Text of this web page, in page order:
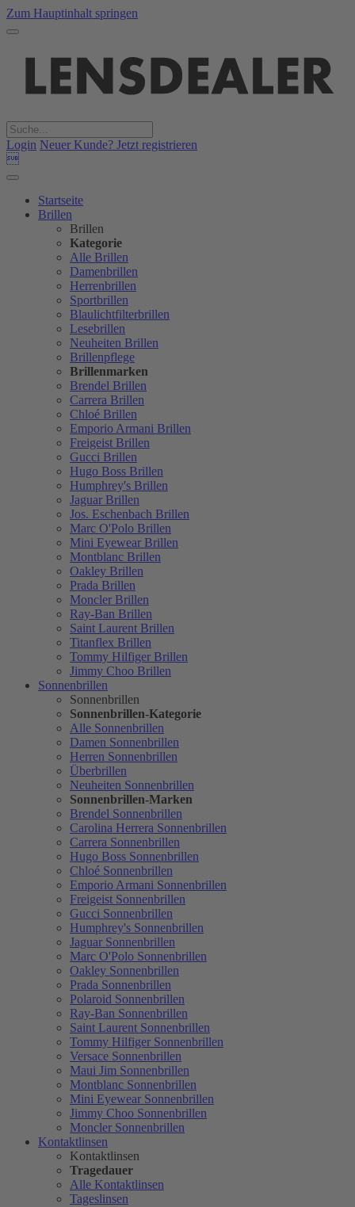
Zum Hauptinhalt springen
Login Neuer Kunde? Jetzt registrieren

Startseite
Brillen
Brillen
Kategorie
Alle Brillen
Damenbrillen
Herrenbrillen
Sportbrillen
Blaulichtfilterbrillen
Lesebrillen
Neuheiten Brillen
Brillenpflege
Brillenmarken
Brendel Brillen
Carrera Brillen
Chloé Brillen
Emporio Armani Brillen
Freigeist Brillen
Gucci Brillen
Hugo Boss Brillen
Humphrey's Brillen
Jaguar Brillen
Jos. Eschenbach Brillen
Marc O'Polo Brillen
Mini Eyewear Brillen
Montblanc Brillen
Oakley Brillen
Prada Brillen
Moncler Brillen
Ray-Ban Brillen
Saint Laurent Brillen
Titanflex Brillen
Tommy Hilfiger Brillen
Jimmy Choo Brillen
Sonnenbrillen
Sonnenbrillen
Sonnenbrillen-Kategorie
Alle Sonnenbrillen
Damen Sonnenbrillen
Herren Sonnenbrillen
Überbrillen
Neuheiten Sonnenbrillen
Sonnenbrillen-Marken
Brendel Sonnenbrillen
Carolina Herrera Sonnenbrillen
Carrera Sonnenbrillen
Hugo Boss Sonnenbrillen
Chloé Sonnenbrillen
Emporio Armani Sonnenbrillen
Freigeist Sonnenbrillen
Gucci Sonnenbrillen
Humphrey's Sonnenbrillen
Jaguar Sonnenbrillen
Marc O'Polo Sonnenbrillen
Oakley Sonnenbrillen
Prada Sonnenbrillen
Polaroid Sonnenbrillen
Ray-Ban Sonnenbrillen
Saint Laurent Sonnenbrillen
Tommy Hilfiger Sonnenbrillen
Versace Sonnenbrillen
Maui Jim Sonnenbrillen
Montblanc Sonnenbrillen
Mini Eyewear Sonnenbrillen
Jimmy Choo Sonnenbrillen
Moncler Sonnenbrillen
Kontaktlinsen
Kontaktlinsen
Tragedauer
Alle Kontaktlinsen
Tageslinsen